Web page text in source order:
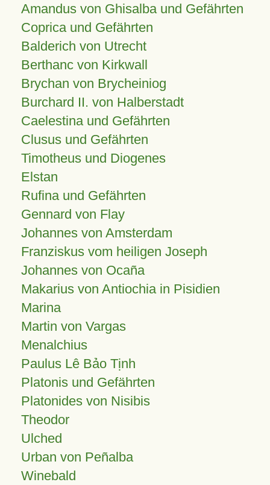
Amandus von Ghisalba und Gefährten
Coprica und Gefährten
Balderich von Utrecht
Berthanc von Kirkwall
Brychan von Brycheiniog
Burchard II. von Halberstadt
Caelestina und Gefährten
Clusus und Gefährten
Timotheus und Diogenes
Elstan
Rufina und Gefährten
Gennard von Flay
Johannes von Amsterdam
Franziskus vom heiligen Joseph
Johannes von Ocaña
Makarius von Antiochia in Pisidien
Marina
Martin von Vargas
Menalchius
Paulus Lê Bảo Tịnh
Platonis und Gefährten
Platonides von Nisibis
Theodor
Ulched
Urban von Peñalba
Winebald